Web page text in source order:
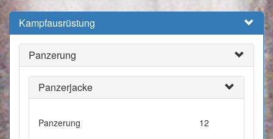
Kampfausrüstung
Panzerung
Panzerjacke
Panzerung 12